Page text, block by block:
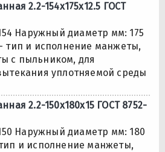
2.2-154х175х12.5 ГОСТ
Наружный диаметр мм: 175
тип и исполнение манжеты,
с пыльником, для
уплотняемой среды
2.2-150х180х15 ГОСТ 8752-
Наружный диаметр мм: 180
и исполнение манжеты,